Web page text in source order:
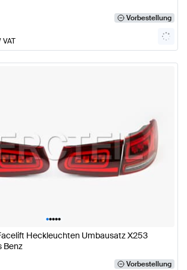
Vorbestellung
VAT
•••••
Heckleuchten Umbausatz X253
Benz
Vorbestellung